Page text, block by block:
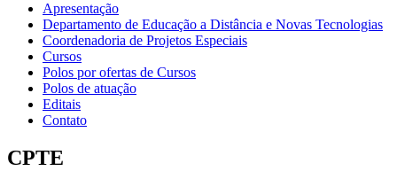
Apresentação
Departamento de Educação a Distância e Novas Tecnologias
Coordenadoria de Projetos Especiais
Cursos
Polos por ofertas de Cursos
Polos de atuação
Editais
Contato
CPTE